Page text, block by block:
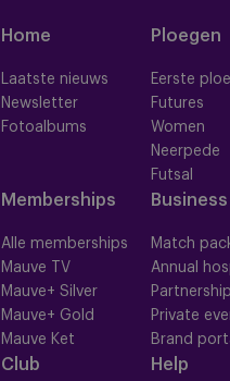
Home
Laatste nieuws
Newsletter
Fotoalbums
Ploegen
Eerste
Futures
Women
Neerpede
Futsal
Memberships
Alle memberships
Mauve TV
Mauve+ Silver
Mauve+ Gold
Mauve Ket
Business
Match
Annual
Private
Brand
Club Help